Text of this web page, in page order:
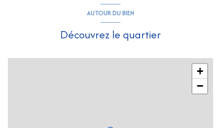
AUTOUR DU BIEN
Découvrez le quartier
+
−